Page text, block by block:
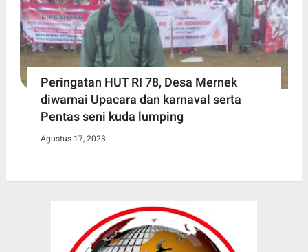
Peringatan HUT RI 78, Desa Mernek
diwarnai Upacara dan karnaval serta
Pentas seni kuda lumping
Agustus 17, 2023